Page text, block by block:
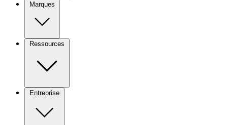
Marques
Ressources
Entreprise